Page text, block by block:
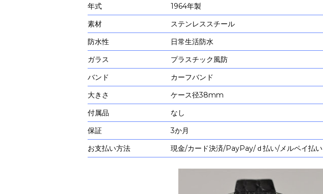
年式
1964年製
素材
ステンレススチール
防水性
日常生活防水
ガラス
プラスチック風防
バンド
カーフバンド
大きさ
ケース径38mm
付属品
なし
保証
3か月
お支払い方法
現金/カード決済/PayPay/ｄ払い/メルペイ払い